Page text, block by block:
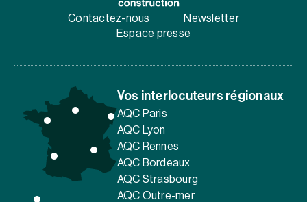
Contactez-nous
Newsletter
Espace presse
Vos interlocuteurs régionaux
AQC Paris
AQC Lyon
AQC Rennes
AQC Bordeaux
AQC Strasbourg
AQC Outre-mer